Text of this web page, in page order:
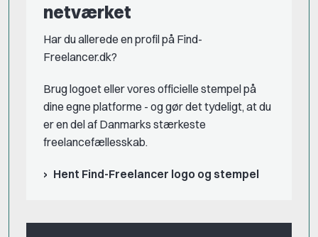
netværket
Har du allerede en profil på Find-
Freelancer.dk?
Brug logoet eller vores officielle stempel på
dine egne platforme - og gør det tydeligt, at du
er en del af Danmarks stærkeste
freelancefællesskab.
Hent Find-Freelancer logo og stempel